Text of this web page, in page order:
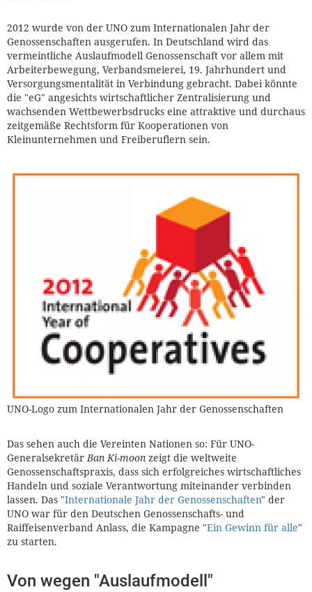
2012 wurde von der UNO zum Internationalen Jahr der
Genossenschaften ausgerufen. In Deutschland wird das
vermeintliche Auslaufmodell Genossenschaft vor allem mit
Arbeiterbewegung, Verbandsmeierei, 19. Jahrhundert und
Versorgungsmentalität in Verbindung gebracht. Dabei könnte
die "eG" angesichts wirtschaftlicher Zentralisierung und
wachsenden Wettbewerbsdrucks eine attraktive und durchaus
zeitgemäße Rechtsform für Kooperationen von
Kleinunternehmen und Freiberuflern sein.
UNO-Logo zum Internationalen Jahr der Genossenschaften
Das sehen auch die Vereinten Nationen so: Für UNO-
GeneralsekretärBan Ki-moon zeigt die weltweite
Genossenschaftspraxis, dass sich erfolgreiches wirtschaftliches
Handeln und soziale Verantwortung miteinander verbinden
lassen. Das "Internationale Jahr der Genossenschaften" der
UNO war für den Deutschen Genossenschafts- und
Raiffeisenverband Anlass, die Kampagne "Ein Gewinn für alle"
zu starten.
Von wegen "Auslaufmodell"